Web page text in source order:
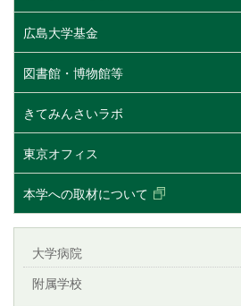
広島大学基金
図書館・博物館等
きてみんさいラボ
東京オフィス
本学への取材について
大学病院
附属学校